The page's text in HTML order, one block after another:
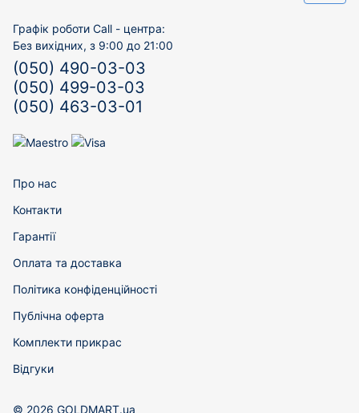
Графік роботи Call - центра:
Без вихідних, з 9:00 до 21:00
(050) 490-03-03
(050) 499-03-03
(050) 463-03-01
Про нас
Контакти
Гарантії
Оплата та доставка
Політика конфіденційності
Публічна оферта
Комплекти прикрас
Відгуки
© 2026 GOLDMART.ua